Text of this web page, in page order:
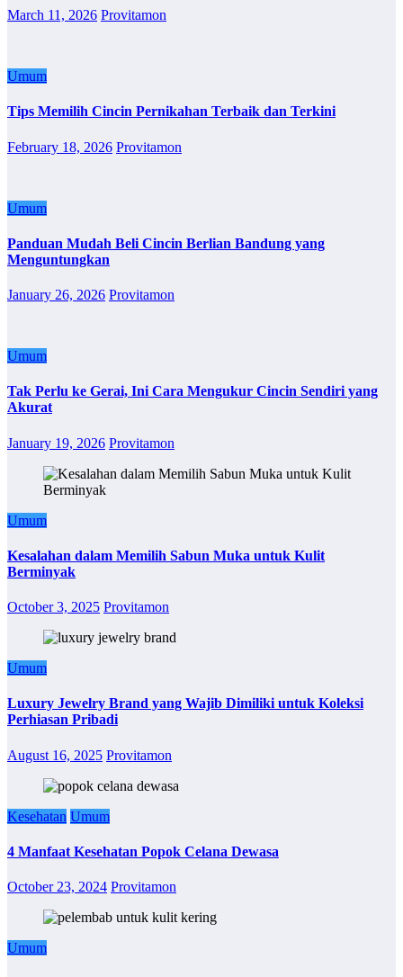
March 11, 2026 Provitamon
Umum
Tips Memilih Cincin Pernikahan Terbaik dan Terkini
February 18, 2026 Provitamon
Umum
Panduan Mudah Beli Cincin Berlian Bandung yang
Menguntungkan
January 26, 2026 Provitamon
Umum
Tak Perlu ke Gerai, Ini Cara Mengukur Cincin Sendiri yang
Akurat
January 19, 2026 Provitamon
Umum
Kesalahan dalam Memilih Sabun Muka untuk Kulit
Berminyak
October 3, 2025 Provitamon
Umum
Luxury Jewelry Brand yang Wajib Dimiliki untuk Koleksi
Perhiasan Pribadi
August 16, 2025 Provitamon
Kesehatan Umum
4 Manfaat Kesehatan Popok Celana Dewasa
October 23, 2024 Provitamon
Umum